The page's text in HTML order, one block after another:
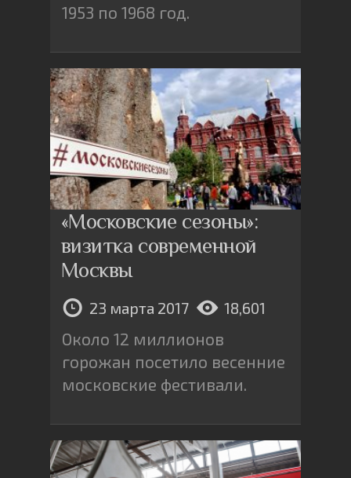
1953 по 1968 год.
«Московские сезоны»:
визитка современной
Москвы
23 марта 2017 18,601
Около 12 миллионов
горожан посетило весенние
московские фестивали.